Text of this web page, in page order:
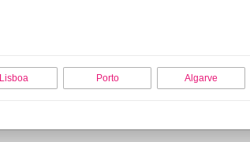
Lisboa Porto Algarve